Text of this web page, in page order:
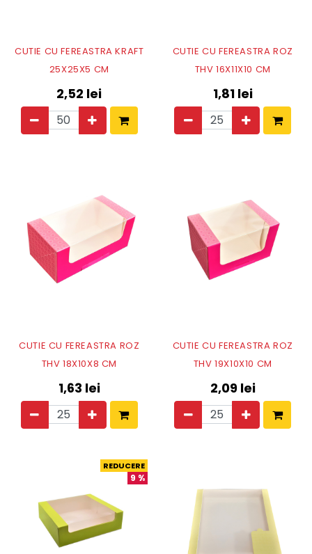
CUTIE CU FEREASTRA KRAFT
25X25X5 CM
2,52 lei
CUTIE CU FEREASTRA ROZ
THV 16X11X10 CM
1,81lei
CUTIE CU FEREASTRA ROZ
THV 18X10X8 CM
1,63 lei
CUTIE CU FEREASTRA ROZ
THV 19X10X10 CM
2,09lei
REDUCERE
9 %